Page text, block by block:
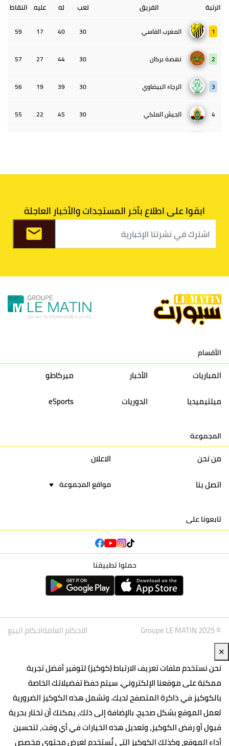
الرتبة الفريق لعب له عليه النقاط
1 المغرب الفاسي 30
40
17
59
2 نهضة بركان 30
44
27
57
3 الرجاء البيضاوي 30
39
19
56
4 الجيش الملكي 30
45
22
55
36
9 الكوكب المراكشي 30
27
26
36
10 النادي المكناسي 30
24
33
36
11 نادي النهضة زمامرة 30
28
37
33
13 إتحاد تواركة 30
32
40
31
16 نادي أولمبيك آسفي 30
24
42
22
ابقوا على اطلاع بآخر المستجدات والأخبار العاجلة
الأقسام
المباريات الأخبار
ميركاطو
ميلتيميديا
الدوريات eSports
المجموعة
من نحن
الاعلان
اتصل بنا
مواقع المجموعة
تابعونا على
حملوا تطبيقنا
© Groupe LE MATIN 2025 الاحكام العامةاحكام البيع
✕
نحن نستخدم ملفات تعريف الارتباط (كوكيز) لتوفير أفضل تجربة
ممكنة على موقعنا الإلكتروني. سيتم حفظ تفضيلاتك الخاصة
بالكوكيز في ذاكرة المتصفح لديك. وتشمل هذه الكوكيز الضرورية
لعمل الموقع بشكل صحيح. بالإضافة إلى ذلك، يمكنك أن تختار بحرية
قبول أو رفض الكوكيز، وتعديل هذه الخيارات في أي وقت، لتحسين
أداء الموقع، وكذلك الكوكيز التي تُستخدم لعرض محتوى مخصص